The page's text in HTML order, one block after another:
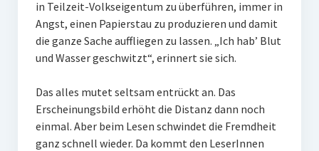
in Teilzeit-Volkseigentum zu überführen, immer in
Angst, einen Papierstau zu produzieren und damit
die ganze Sache auffliegen zu lassen. „Ich hab’ Blut
und Wasser geschwitzt“, erinnert sie sich.
Das alles mutet seltsam entrückt an. Das
Erscheinungsbild erhöht die Distanz dann noch
einmal. Aber beim Lesen schwindet die Fremdheit
ganz schnell wieder. Da kommt den LeserInnen